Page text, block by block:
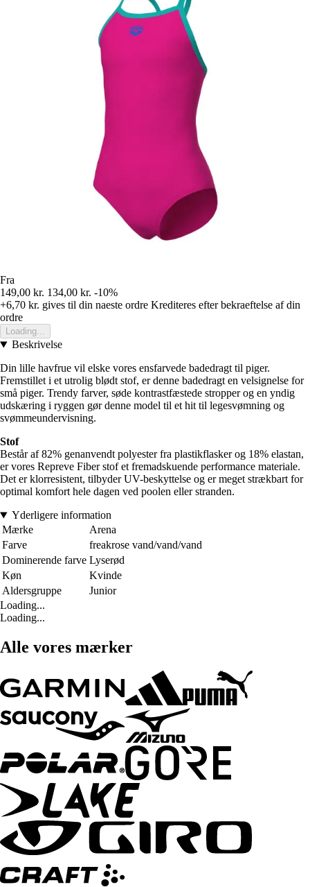
Fra
149,00 kr. 134,00 kr. -10%
+6,70 kr. gives til din naeste ordre Krediteres efter bekraeftelse af din
ordre
Loading...
Beskrivelse
Din lille havfrue vil elske vores ensfarvede badedragt til piger.
Fremstillet i et utrolig blødt stof, er denne badedragt en velsignelse for
små piger. Trendy farver, søde kontrastfæstede stropper og en yndig
udskæring i ryggen gør denne model til et hit til legesvømning og
svømmeundervisning.
Stof
Består af 82% genanvendt polyester fra plastikflasker og 18% elastan,
er vores Repreve Fiber stof et fremadskuende performance materiale.
Det er klorresistent, tilbyder UV-beskyttelse og er meget strækbart for
optimal komfort hele dagen ved poolen eller stranden.
Yderligere information
Mærke
Arena
Farve
freakrose vand/vand/vand
Dominerende farve Lyserød
Køn
Kvinde
Aldersgruppe
Junior
Loading...
Loading...
Alle vores mærker